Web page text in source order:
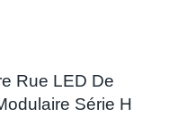
Rue LED De
Série H